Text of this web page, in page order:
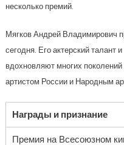
несколько премий.
Мягков Андрей Владимирович
сегодня. Его актерский
вдохновляют многих
артистом России и Народным
Награды и признание
Премия на Всесоюзном